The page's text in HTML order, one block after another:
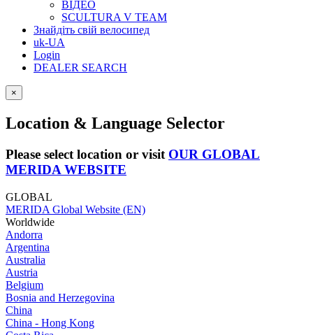
ВІДЕО
SCULTURA V TEAM
Знайдіть свій велосипед
uk-UA
Login
DEALER SEARCH
×
Location & Language Selector
Please select location or visit OUR GLOBAL
MERIDA WEBSITE
GLOBAL
MERIDA Global Website (EN)
Worldwide
Andorra
Argentina
Australia
Austria
Belgium
Bosnia and Herzegovina
China
China - Hong Kong